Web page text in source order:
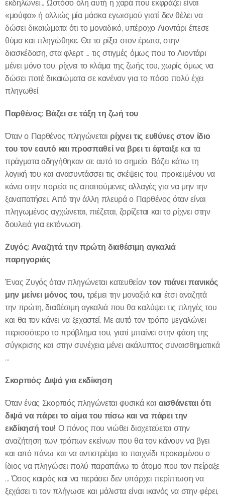
εκδηλώνει... Ωστόσο όλη αυτή η χαρά που εκφράζει είναι
«μούφα» ή αλλιώς μία μάσκα εγωισμού γιατί δεν θέλει να
δώσει δικαιώματα ότι το μοναδικό, υπέροχο Λιοντάρι έπεσε
θύμα και πληγώθηκε. Θα το ρίξει στον έρωτα, στην
διασκέδαση, στα φλερτ ... τις στιγμές όμως που το Λιοντάρι
μένει μόνο του, ρίχνει το κλάμα της ζωής του, χωρίς όμως να
δώσει ποτέ δικαιώματα σε κανέναν για το πόσο πολύ έχει
πληγωθεί.
Παρθένος: Βάζει σε τάξη τη ζωή του
Όταν ο Παρθένος πληγώνεται ρίχνει τις ευθύνες στον ίδιο
του τον εαυτό και προσπαθεί να βρει τι έφταιξε και τα
πράγματα οδηγήθηκαν σε αυτό το σημείο. Βάζει κάτω τη
λογική του και ανασυντάσσει τις σκέψεις του, προκειμένου να
κάνει στην πορεία τις απαιτούμενες αλλαγές για να μην την
ξαναπατήσει. Από την άλλη πλευρά ο Παρθένος όταν είναι
πληγωμένος αγχώνεται, πιέζεται, ζορίζεται και το ρίχνει στην
δουλειά για εκτόνωση.
Ζυγός: Αναζητά την πρώτη διαθέσιμη αγκαλιά
παρηγοριάς
Ένας Ζυγός όταν πληγώνεται κατευθείαν τον πιάνει πανικός
μην μείνει μόνος του, τρέμει την μοναξιά και έτσι αναζητά
την πρώτη, διαθέσιμη αγκαλιά που θα καλύψει τις πληγές του
και θα τον κάνει να ξεχαστεί. Με αυτό τον τρόπο μεγαλώνει
περισσότερο το πρόβλημα του, γιατί μπαίνει στην φάση της
σύγκρισης και στην συνέχεια μένει ακάλυπτος συναισθηματικά
...
Σκορπιός: Διψά για εκδίκηση
Όταν ένας Σκορπιός πληγώνεται φυσικά και αισθάνεται ότι
διψά να πάρει το αίμα του πίσω και να πάρει την
εκδίκησή του! Ο πόνος που νιώθει διοχετεύεται στην
αναζήτηση των τρόπων εκείνων που θα τον κάνουν να βγει
και από πάνω και να αντιστρέψει το παιχνίδι προκειμένου ο
ίδιος να πληγώσει πολύ παραπάνω το άτομο που τον πείραξε
... Όσος καιρός και να περάσει δεν υπάρχει περίπτωση να
ξεχάσει τι τον πλήγωσε και μάλιστα είναι ικανός να στην φέρει,